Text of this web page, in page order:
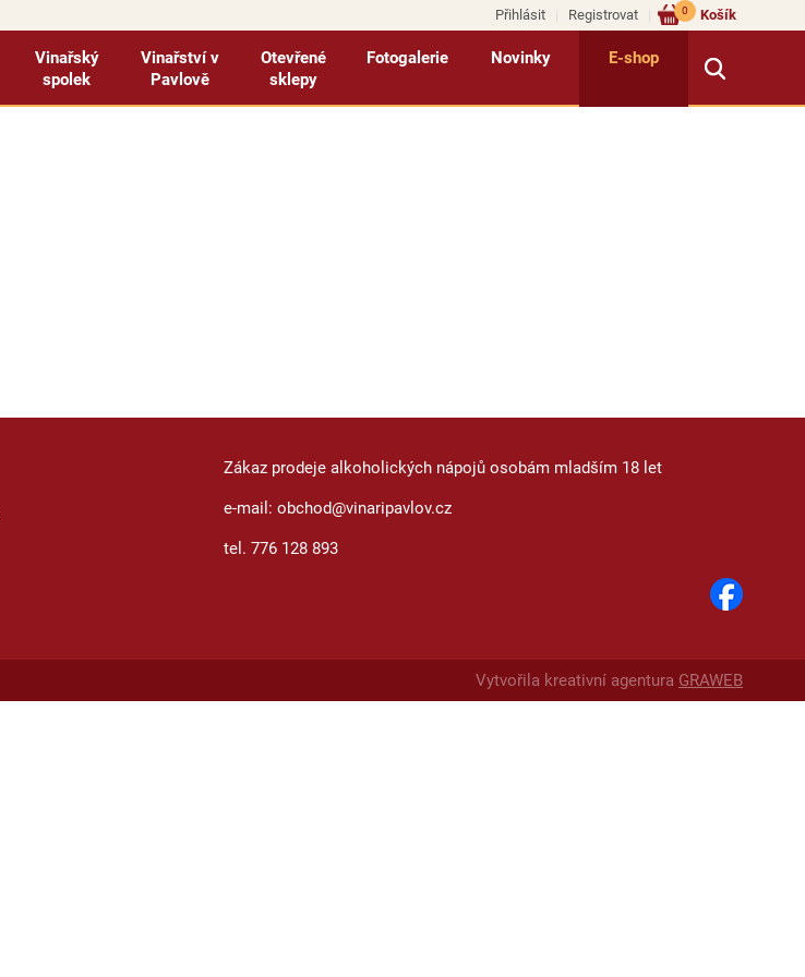
Přihlásit Registrovat Košík
0
Vinařský
spolek
Vinařství v
Pavlově
Otevřené
sklepy
Fotogalerie Novinky E-shop
Zákaz prodeje alkoholických nápojů osobám mladším 18 let
e-mail: obchod@vinaripavlov.cz
tel. 776 128 893
Vytvořila kreativní agentura GRAWEB